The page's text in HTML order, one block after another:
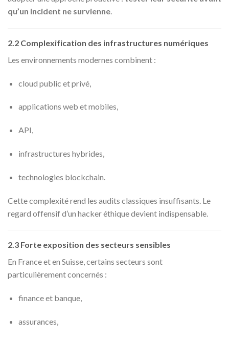
qu’un incident ne survienne.
2.2 Complexification des infrastructures numériques
Les environnements modernes combinent :
cloud public et privé,
applications web et mobiles,
API,
infrastructures hybrides,
technologies blockchain.
Cette complexité rend les audits classiques insuffisants. Le
regard offensif d’un hacker éthique devient indispensable.
2.3 Forte exposition des secteurs sensibles
En France et en Suisse, certains secteurs sont
particulièrement concernés :
finance et banque,
assurances,